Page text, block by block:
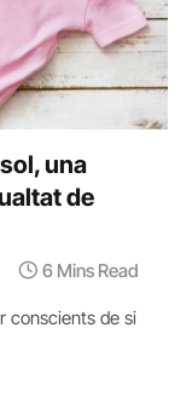
una
de
6 Mins Read
conscients de si